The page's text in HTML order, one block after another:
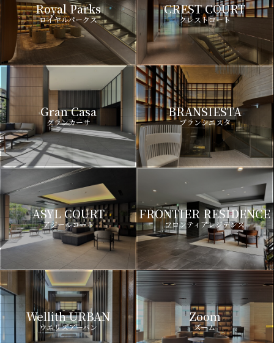
Royal Parks
ロイヤルパークス
CREST COURT
クレストコート
Gran Casa
グランカーサ
BRANSIESTA
ブランシエスタ
ASYL COURT
アジールコート
FRONTIER RESIDENCE
フロンティアレジデンス
Wellith URBAN
ウエリスアーバン
Zoom
ズーム